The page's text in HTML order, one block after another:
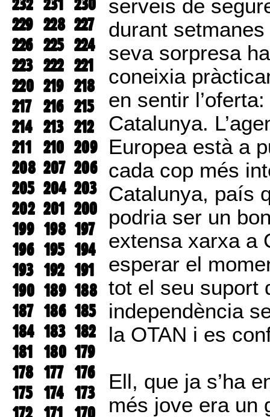
229 228 227
226 225 224
223 222 221
220 219 218
217 216 215
214 213 212
211 210 209
208 207 206
205 204 203
202 201 200
199 198 197
196 195 194
193 192 191
190 189 188
187 186 185
184 183 182
181 180 179
178 177 176
175 174 173
serveis de
durant
seva sorpresa
coneixia
en sentir
Catalunya.
Europea està a
cada cop més
Catalunya, país
podria ser un
extensa xarxa a
esperar el
tot el seu suport
independència
la OTAN i es
Ell, que ja s’ha
més jove era un